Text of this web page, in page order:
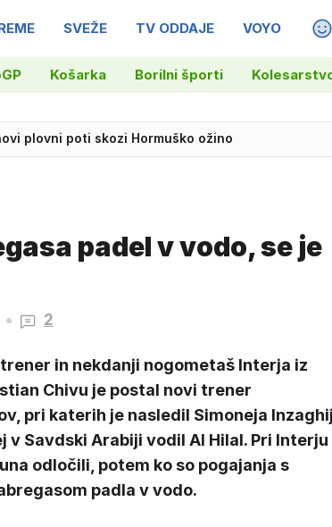
SVEŽE TV ODDAJE VOYO
Košarka Borilni športi
plovni poti skozi Hormuško ožino
države
padel v vodo, se je
2
in nekdanji nogometaš Interja iz
Chivu je postal novi trener
pri katerih je nasledil Simoneja
v Savdski Arabiji vodil Al Hilal. Pri Interju
odločili, potem ko so pogajanja s
padla v vodo.